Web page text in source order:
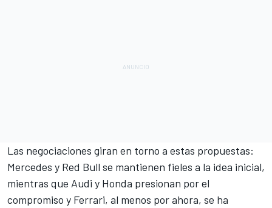
Las negociaciones giran en torno a estas propuestas:
Mercedes y Red Bull se mantienen fieles a la idea inicial,
mientras que Audi y Honda presionan por el
compromiso y Ferrari, al menos por ahora, se ha